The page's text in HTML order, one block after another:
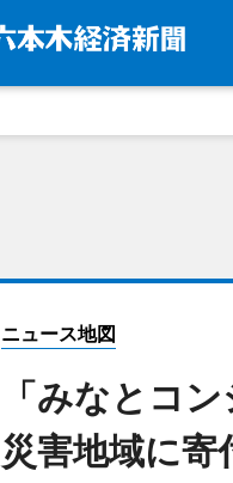
ニュース地図
「みなとコ
災害地域に寄